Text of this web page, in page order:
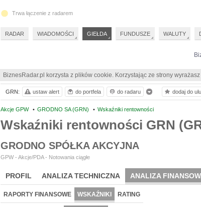
BiznesRadar.pl korzysta z plików cookie. Korzystając ze strony
Akcje GPW • GRODNO SA (GRN) • Wskaźniki rentowności
Wskaźniki rentowności GRN
GRODNO SPÓŁKA AKCYJNA
GPW - Akcje/PDA - Notowania ciągłe
PROFIL ANALIZA TECHNICZNA ANALIZA
RAPORTY FINANSOWE WSKAŹNIKI RATING
GRN: ustaw alert do portfela do radaru dodaj do
342
Trwa łączenie z radarem
RADAR WIADOMOŚCI GIEŁDA FUNDUSZE WALUTY